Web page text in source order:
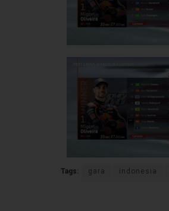
Tags: gara indonesia